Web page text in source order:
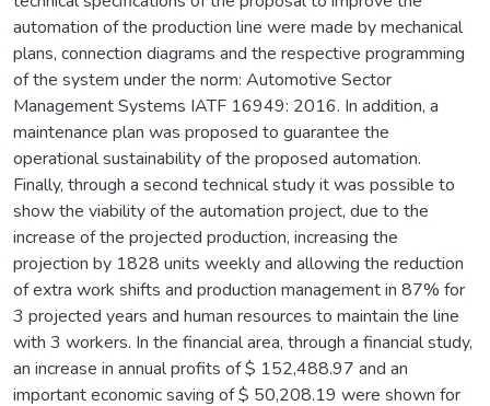
automation of the production line were made by mechanical
plans, connection diagrams and the respective programming
of the system under the norm: Automotive Sector
Management Systems IATF 16949: 2016. In addition, a
maintenance plan was proposed to guarantee the
operational sustainability of the proposed automation.
Finally, through a second technical study it was possible to
show the viability of the automation project, due to the
increase of the projected production, increasing the
projection by 1828 units weekly and allowing the reduction
of extra work shifts and production management in 87% for
3 projected years and human resources to maintain the line
with 3 workers. In the financial area, through a financial study,
an increase in annual profits of $ 152,488.97 and an
important economic saving of $ 50,208.19 were shown for